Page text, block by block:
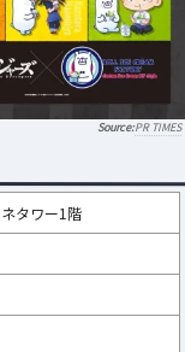
PR TIMES
タワー1階